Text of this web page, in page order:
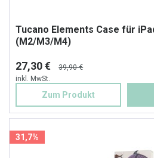
Tucano Elements Case für
(M2/M3/M4)
27,30 €
39,90 €
inkl. MwSt.
Zum Produkt
31,7%